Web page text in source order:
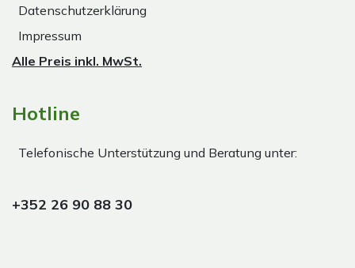
Datenschutzerklärung
Impressum
Alle Preis inkl. MwSt.
Hotline
Telefonische Unterstützung und Beratung unter:
+352 26 90 88 30